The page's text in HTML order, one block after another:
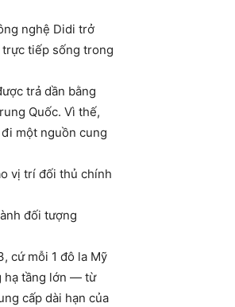
nghệ Didi trở
tiếp sống trong
trả dần bằng
Quốc. Vì thế,
một nguồn cung
vị trí đối thủ chính
đối tượng
cứ mỗi 1 đô la Mỹ
hạ tầng lớn — từ
cấp dài hạn của